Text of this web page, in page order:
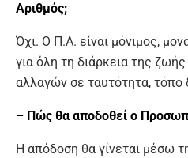
Αριθμός;
Όχι. Ο Π.Α. είναι μόνιμος,
για όλη τη διάρκεια της
αλλαγών σε ταυτότητα, τόπο
– Πώς θα αποδοθεί ο
Η απόδοση θα γίνεται μέσω